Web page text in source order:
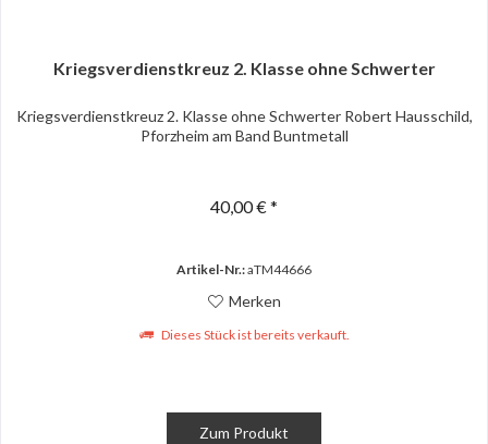
Kriegsverdienstkreuz 2. Klasse ohne Schwerter
Kriegsverdienstkreuz 2. Klasse ohne Schwerter Robert Hausschild,
Pforzheim am Band Buntmetall
40,00 € *
Artikel-Nr.:aTM44666
Merken
Dieses Stück ist bereits verkauft.
Zum Produkt